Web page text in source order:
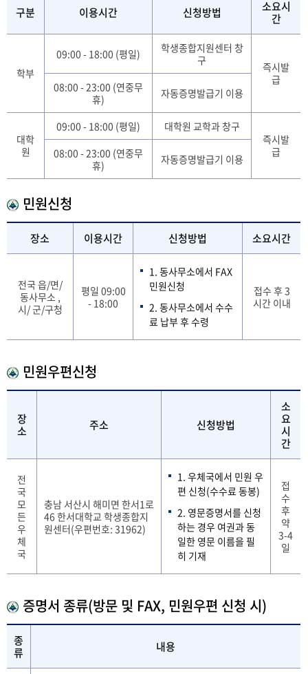
구분 이용시간 신청방법
소요시
간
학부
09:00 - 18:00 (평일)
학생종합지원센터 창
구
즉시발
급
08:00 - 23:00 (연중무
휴)
자동증명발급기 이용
대학
원
09:00 - 18:00 (평일)
대학원 교학과 창구
즉시발
급
08:00 - 23:00 (연중무
휴)
자동증명발급기 이용
민원신청
장소 이용시간 신청방법 소요시간
전국 읍/면/
동사무소 ,
시/ 군/구청
평일 09:00
- 18:00
1. 동사무소에서 FAX
민원신청
2. 동사무소에서 수수
료 납부 후 수령
접수 후 3
시간 이내
민원우편신청
장
소
주소 신청방법
소
요
시
간
전
국
모
든
우
체
국
충남 서산시 해미면 한서1로
46 한서대학교 학생종합지
원센터(우편번호: 31962)
1. 우체국에서 민원 우
편 신청(수수료 동봉)
2. 영문증명서를 신청
하는 경우 여권과 동
일한 영문 이름을 필
히 기재
접
수
후
약
3-4
일
증명서 종류(방문 및 FAX, 민원우편 신청 시)
종
류
내용